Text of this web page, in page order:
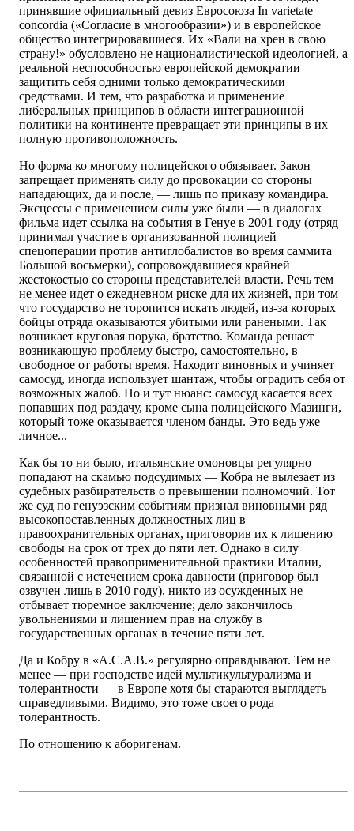
принявшие официальный девиз Евросоюза In varietate
concordia («Согласие в многообразии») и в европейское
общество интегрировавшиеся. Их «Вали на хрен в свою
страну!» обусловлено не националистической идеологией, а
реальной неспособностью европейской демократии
защитить себя одними только демократическими
средствами. И тем, что разработка и применение
либеральных принципов в области интеграционной
политики на континенте превращает эти принципы в их
полную противоположность.
Но форма ко многому полицейского обязывает. Закон
запрещает применять силу до провокации со стороны
нападающих, да и после, — лишь по приказу командира.
Эксцессы с применением силы уже были — в диалогах
фильма идет ссылка на события в Генуе в 2001 году (отряд
принимал участие в организованной полицией
спецоперации против антиглобалистов во время саммита
Большой восьмерки), сопровождавшиеся крайней
жестокостью со стороны представителей власти. Речь тем
не менее идет о ежедневном риске для их жизней, при том
что государство не торопится искать людей, из-за которых
бойцы отряда оказываются убитыми или ранеными. Так
возникает круговая порука, братство. Команда решает
возникающую проблему быстро, самостоятельно, в
свободное от работы время. Находит виновных и учиняет
самосуд, иногда использует шантаж, чтобы оградить себя от
возможных жалоб. Но и тут нюанс: самосуд касается всех
попавших под раздачу, кроме сына полицейского Мазинги,
который тоже оказывается членом банды. Это ведь уже
личное...
Как бы то ни было, итальянские омоновцы регулярно
попадают на скамью подсудимых — Кобра не вылезает из
судебных разбирательств о превышении полномочий. Тот
же суд по генуэзским событиям признал виновными ряд
высокопоставленных должностных лиц в
правоохранительных органах, приговорив их к лишению
свободы на срок от трех до пяти лет. Однако в силу
особенностей правоприменительной практики Италии,
связанной с истечением срока давности (приговор был
озвучен лишь в 2010 году), никто из осужденных не
отбывает тюремное заключение; дело закончилось
увольнениями и лишением прав на службу в
государственных органах в течение пяти лет.
Да и Кобру в «А.С.А.В.» регулярно оправдывают. Тем не
менее — при господстве идей мультикультурализма и
толерантности — в Европе хотя бы стараются выглядеть
справедливыми. Видимо, это тоже своего рода
толерантность.
По отношению к аборигенам.